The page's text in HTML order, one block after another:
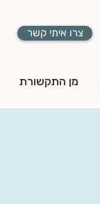
צרו איתי קשר
מן התקשורת